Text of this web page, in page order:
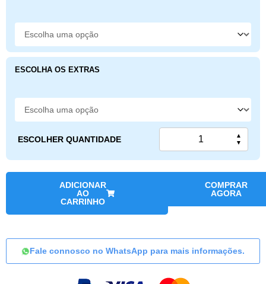
ESCOLHA OS EXTRAS
ESCOLHER QUANTIDADE
▲
▼
ADICIONAR
AO
CARRINHO
COMPRAR
AGORA
Fale connosco no WhatsApp para mais informações.